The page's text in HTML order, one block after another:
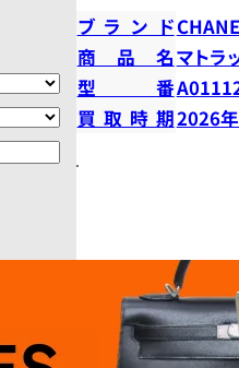
ブランド
商品名マトラ
型番
買取時期2026